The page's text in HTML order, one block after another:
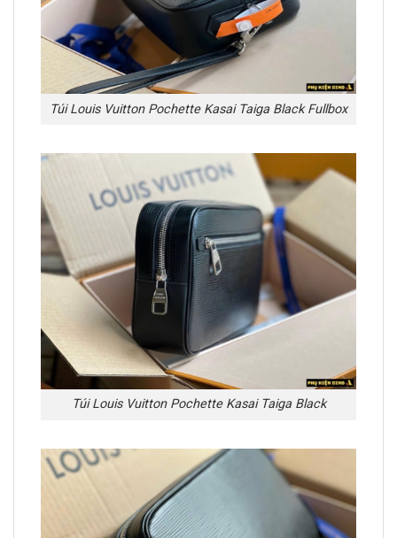
Túi Louis Vuitton Pochette Kasai Taiga Black Fullbox
Túi Louis Vuitton Pochette Kasai Taiga Black